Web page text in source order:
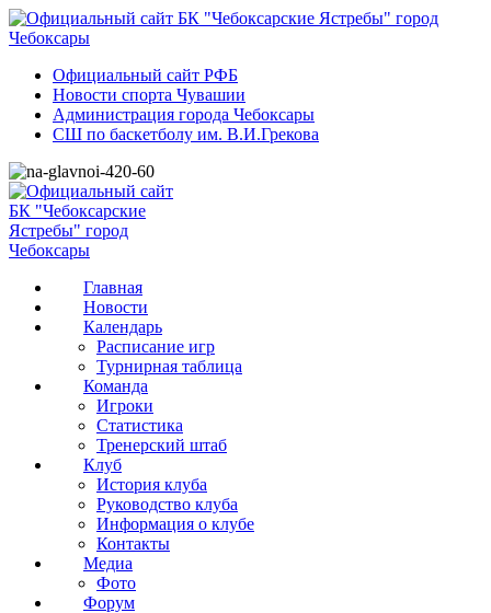
Официальный сайт РФБ
Новости спорта Чувашии
Администрация города Чебоксары
СШ по баскетболу им. В.И.Грекова
Главная
Новости
Календарь
Расписание игр
Турнирная таблица
Команда
Игроки
Статистика
Тренерский штаб
Клуб
История клуба
Руководство клуба
Информация о клубе
Контакты
Медиа
Фото
Форум